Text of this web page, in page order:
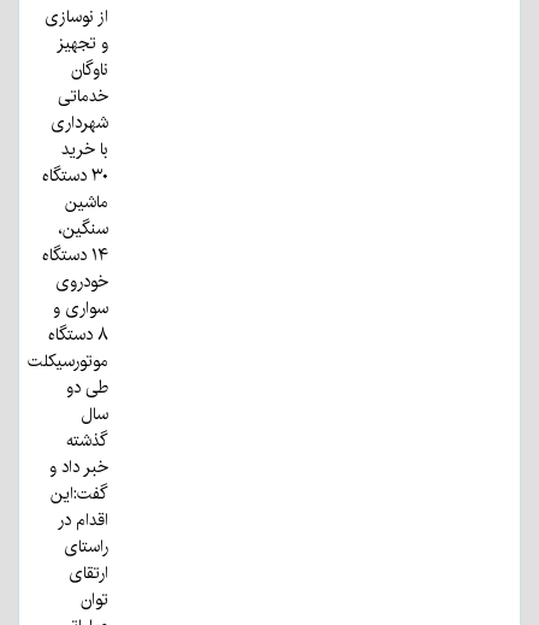
از نوسازی
و تجهیز
ناوگان
خدماتی
شهرداری
با خرید
۳۰ دستگاه
ماشین
سنگین،
۱۴ دستگاه
خودروی
سواری و
۸ دستگاه
موتورسیکلت
طی دو
سال
گذشته
خبر داد و
گفت:این
اقدام در
راستای
ارتقای
توان